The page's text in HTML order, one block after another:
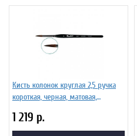
Кисть колонок круглая 2,5 ручка
короткая, черная, матовая,
1 219 р.